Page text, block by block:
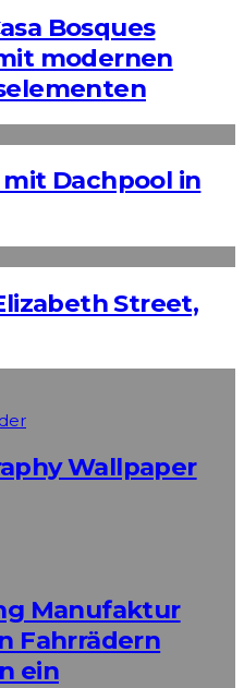
Bosques
modernen
mit Dachpool in
Street,
Wallpaper
Manufaktur
Fahrrädern
ein